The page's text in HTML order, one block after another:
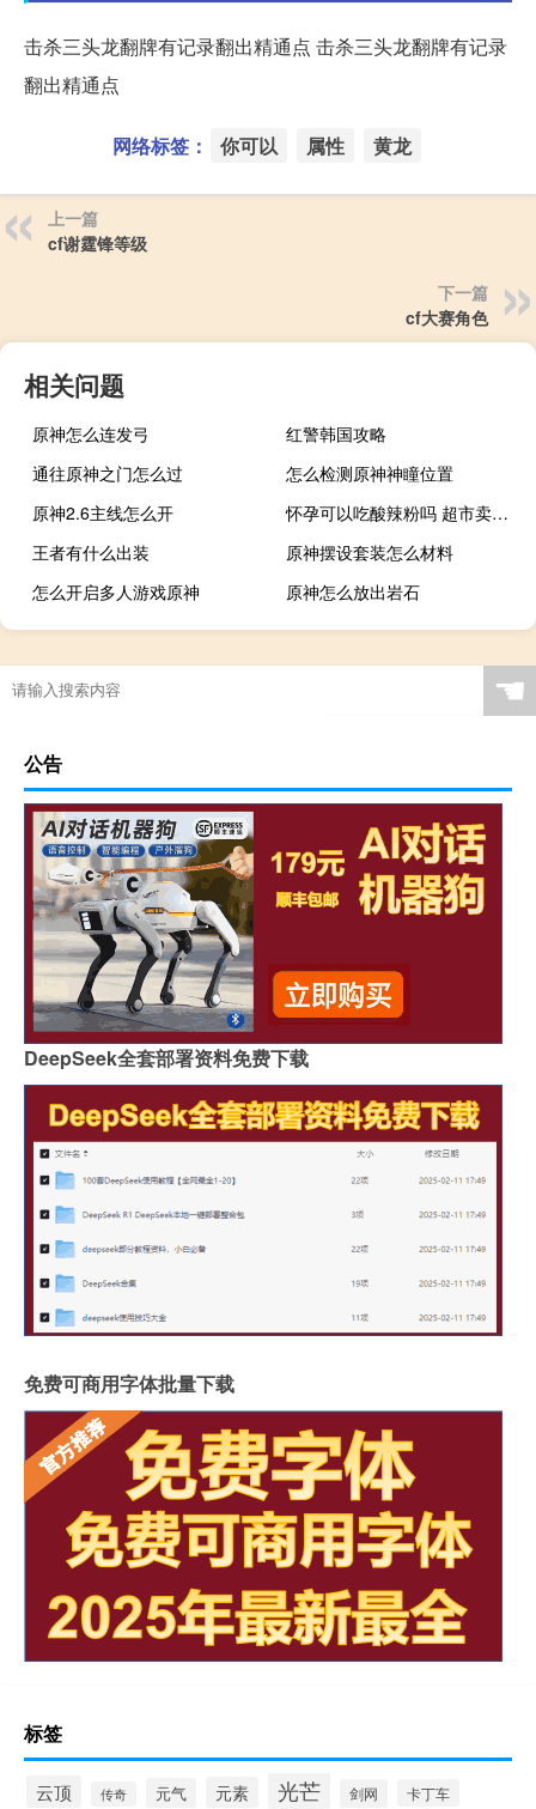
击杀三头龙翻牌有记录翻出精通点 击杀三头龙翻牌有记录
翻出精通点
网络标签： 你可以 属性 黄龙
上一篇
cf谢霆锋等级
下一篇
cf大赛角色
相关问题
原神怎么连发弓
红警韩国攻略
通往原神之门怎么过
怎么检测原神神瞳位置
原神2.6主线怎么开
怀孕可以吃酸辣粉吗 超市卖的（怀孕可以吃酸辣粉吗）
王者有什么出装
原神摆设套装怎么材料
怎么开启多人游戏原神
原神怎么放出岩石
☚
公告
DeepSeek全套部署资料免费下载
免费可商用字体批量下载
标签
云顶 传奇 元气 元素 光芒 剑网 卡丁车